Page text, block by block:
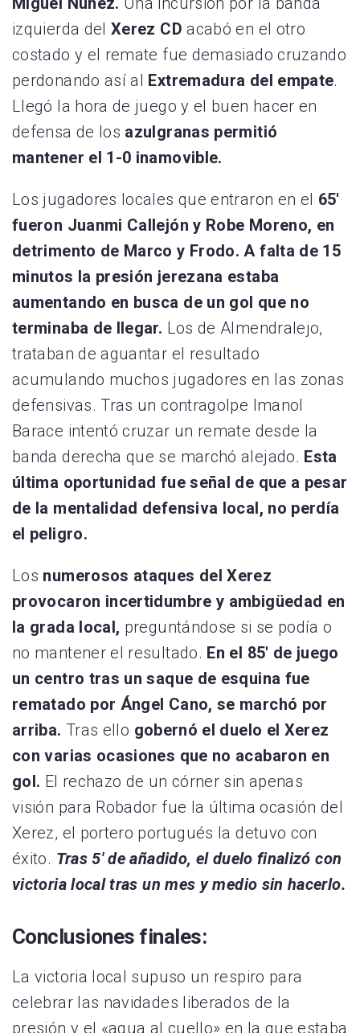
izquierda del Xerez CDacabó en el otro
costado y el remate fue demasiado cruzando
perdonando así al Extremadura del empate.
Llegó la hora de juego y el buen hacer en
defensa de los azulgranas permitió
mantener el 1-0 inamovible.
Los jugadores locales que entraron en el 65′
fueron Juanmi Callejón y Robe Moreno, en
detrimento de Marco y Frodo. A falta de 15
minutos la presión jerezana estaba
aumentando en busca de un gol que no
terminaba de llegar. Los de Almendralejo,
trataban de aguantar el resultado
acumulando muchos jugadores en las zonas
defensivas. Tras un contragolpe Imanol
Barace intentó cruzar un remate desde la
banda derecha que se marchó alejado. Esta
última oportunidad fue señal de que a pesar
de la mentalidad defensiva local, no perdía
el peligro.
Los numerosos ataques del Xerez
provocaron incertidumbre y ambigüedad en
la grada local, preguntándose si se podía o
no mantener el resultado. En el 85′ de juego
un centro tras un saque de esquina fue
rematado por Ángel Cano, se marchó por
arriba. Tras ello gobernó el duelo el Xerez
con varias ocasiones que no acabaron en
gol. El rechazo de un córner sin apenas
visión para Robador fue la última ocasión del
Xerez, el portero portugués la detuvo con
éxito. Tras 5′ de añadido, el duelo finalizó con
victoria local tras un mes y medio sin hacerlo.
Conclusiones finales:
La victoria local supuso un respiro para
celebrar las navidades liberados de la
presión y el «agua al cuello» en la que estaba